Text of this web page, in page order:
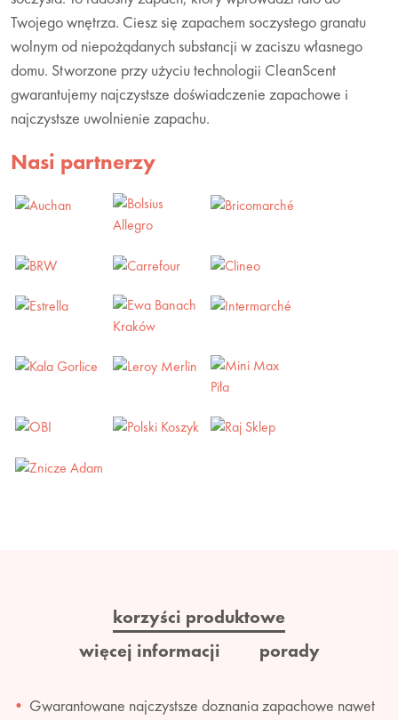
Twojego wnętrza. Ciesz się zapachem soczystego granatu
wolnym od niepożądanych substancji w zaciszu własnego
domu. Stworzone przy użyciu technologii CleanScent
gwarantujemy najczystsze doświadczenie zapachowe i
najczystsze uwolnienie zapachu.
Nasi partnerzy
korzyści produktowe
więcej informacji
porady
Gwarantowane najczystsze doznania zapachowe nawet